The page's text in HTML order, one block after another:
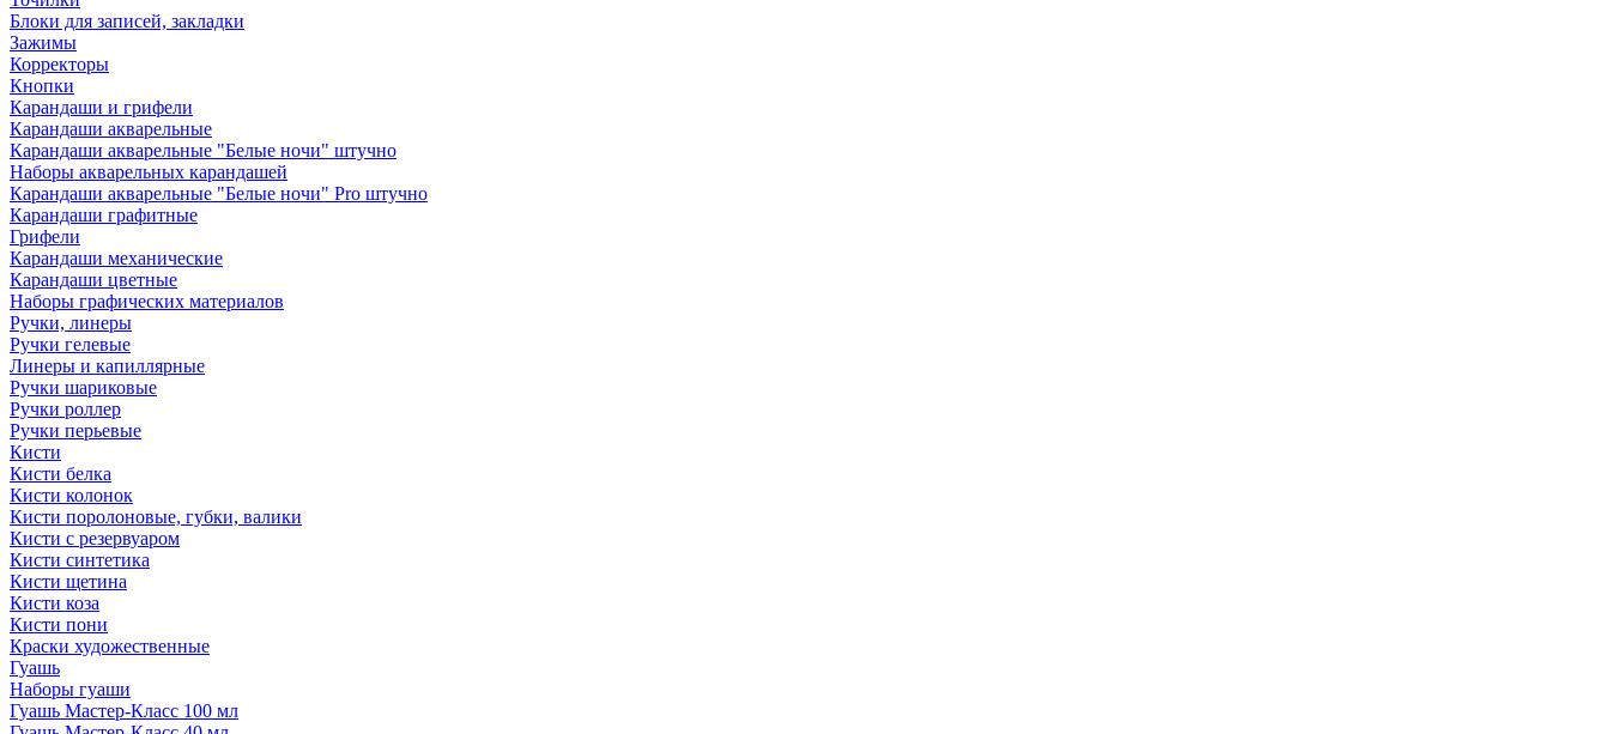
Блоки для записей, закладки
Зажимы
Корректоры
Кнопки
Карандаши и грифели
Карандаши акварельные
Карандаши акварельные "Белые ночи" штучно
Наборы акварельных карандашей
Карандаши акварельные "Белые ночи" Pro штучно
Карандаши графитные
Грифели
Карандаши механические
Карандаши цветные
Наборы графических материалов
Ручки, линеры
Ручки гелевые
Линеры и капиллярные
Ручки шариковые
Ручки роллер
Ручки перьевые
Кисти
Кисти белка
Кисти колонок
Кисти поролоновые, губки, валики
Кисти с резервуаром
Кисти синтетика
Кисти щетина
Кисти коза
Кисти пони
Краски художественные
Гуашь
Наборы гуаши
Гуашь Мастер-Класс 100 мл